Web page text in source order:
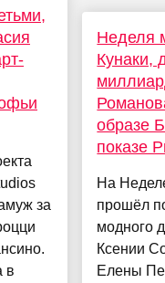
за
в
Неделя
Кунаки,
образе
показе
На
прошёл
модного
Ксении
Елены